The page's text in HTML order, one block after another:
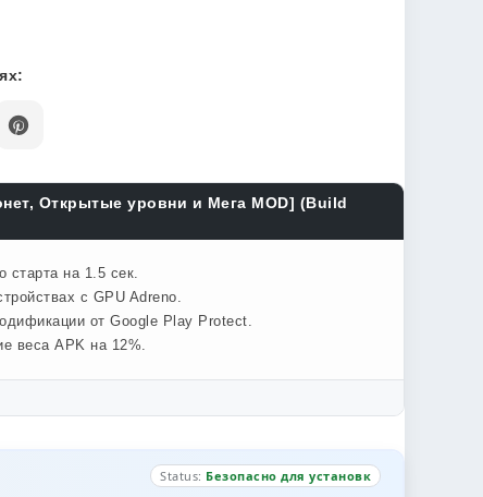
Открытые уровни и Мега MOD] (Build
старта на 1.5 сек.
с GPU Adreno.
от Google Play Protect.
веса APK на 12%.
Status: Безопасно для установк